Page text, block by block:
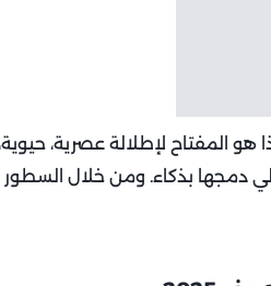
المفتاح لإطلالة عصرية،
دمجها بذكاء. ومن خلال السطور